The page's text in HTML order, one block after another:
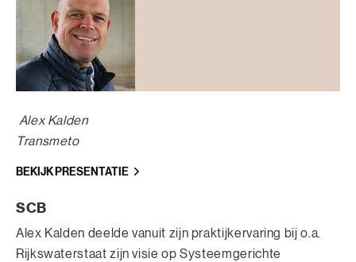
Alex Kalden
Transmeto
BEKIJK PRESENTATIE
SCB
Alex Kalden deelde vanuit zijn praktijkervaring bij o.a.
Rijkswaterstaat zijn visie op Systeemgerichte